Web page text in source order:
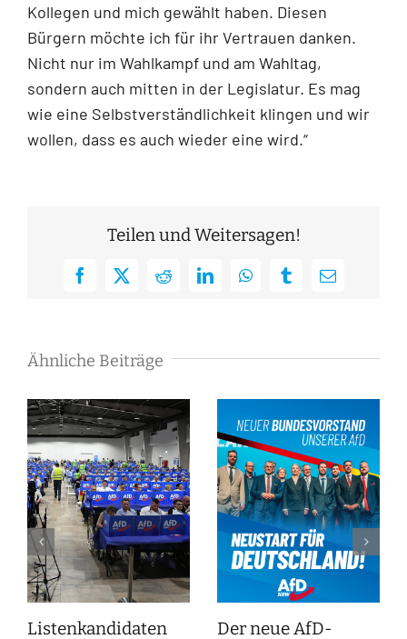
Kollegen und mich gewählt haben. Diesen
Bürgern möchte ich für ihr Vertrauen danken.
Nicht nur im Wahlkampf und am Wahltag,
sondern auch mitten in der Legislatur. Es mag
wie eine Selbstverständlichkeit klingen und wir
wollen, dass es auch wieder eine wird.“
Teilen und Weitersagen!
Facebook
X RedditLinkedInWhatsAppTumblrE-
Ähnliche Beiträge
Listenkandidaten
Der neue AfD-